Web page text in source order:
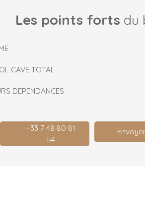
Les points forts du
CAVE TOTAL
DEPENDANCES
+33 7 48 80 81
54